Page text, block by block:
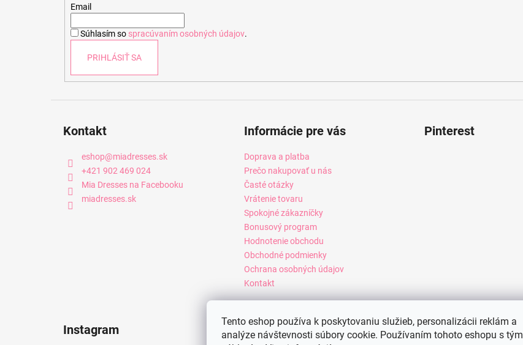
Tento eshop používa k poskytovaniu služieb, personalizácii reklám a
analýze návštevnosti súbory cookie. Používaním tohoto eshopu s tým
Email
Súhlasím so spracúvaním osobných údajov.
PRIHLÁSIŤ SA
Kontakt
eshop@miadresses.sk
+421 902 469 024
Mia Dresses na Facebooku
miadresses.sk
Informácie pre vás
Doprava a platba
Prečo nakupovať u nás
Časté otázky
Vrátenie tovaru
Spokojné zákazníčky
Bonusový program
Hodnotenie obchodu
Obchodné podmienky
Ochrana osobných údajov
Kontakt
Pinterest
Instagram